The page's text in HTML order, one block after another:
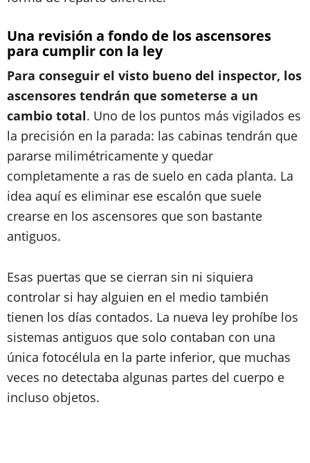
Una revisión a fondo de los ascensores
para cumplir con la ley
Para conseguir el visto bueno del inspector, los
ascensores tendrán que someterse a un
cambio total. Uno de los puntos más vigilados es
la precisión en la parada: las cabinas tendrán que
pararse milimétricamente y quedar
completamente a ras de suelo en cada planta. La
idea aquí es eliminar ese escalón que suele
crearse en los ascensores que son bastante
antiguos.
Esas puertas que se cierran sin ni siquiera
controlar si hay alguien en el medio también
tienen los días contados. La nueva ley prohíbe los
sistemas antiguos que solo contaban con una
única fotocélula en la parte inferior, que muchas
veces no detectaba algunas partes del cuerpo e
incluso objetos.